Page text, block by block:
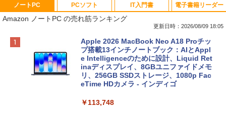
ノートPC
Amazon ノートPC の売れ筋ランキング
更新日時：2026/08/09 18:05
Apple 2026 MacBook Neo A18 Proチッ
プ搭載13インチノートブック：AIとAppl
e Intelligenceのために設計、Liquid Ret
inaディスプレイ、8GBユニファイドメモ
リ、256GB SSDストレージ、1080p Fac
eTime HDカメラ - インディゴ
￥113,748
PCソフト IT入門書 電子書籍リーダー